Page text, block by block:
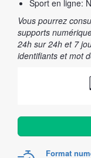
Sport en ligne:
Vous pourrez
supports
24h sur 24h et 7
identifiants et mot
Format